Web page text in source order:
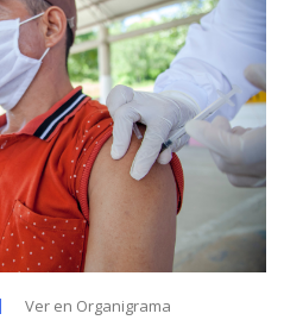
Ver en Organigrama